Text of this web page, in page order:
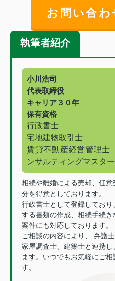
お問い合わ
執筆者紹介
小川浩司
代表取締役
キャリア３０年
保有資格
行政書士
宅地建物取引士
賃貸不動産経営管理士
ンサルティングマスタ
相続や離婚による売却、任
分を得意としております。
行政書士として登録してお
する書類の作成、相続手続
案件にも対応しております。
ご相談の内容により、 弁護
家屋調査士、建築士と連携
ます。いつでもお気軽にご
す。